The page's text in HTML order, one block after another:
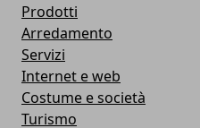
Prodotti
Arredamento
Servizi
Internet e web
Costume e società
Turismo